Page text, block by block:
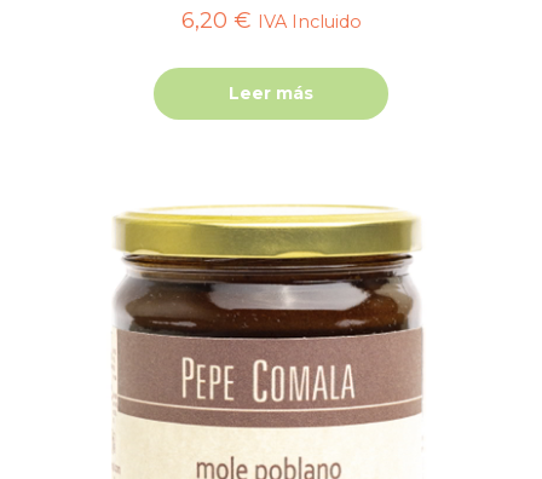
6,20 € IVA Incluido
Leer más